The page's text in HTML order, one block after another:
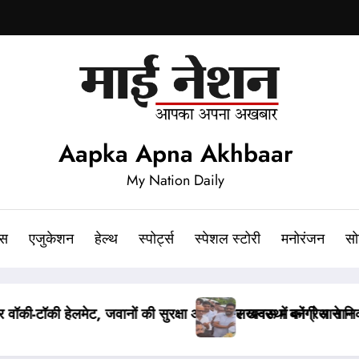
Aapka Apna Akhbaar
My Nation Daily
एजुकेशन हेल्थ स्पोर्ट्स स्पेशल स्टोरी मनोरंजन
कैंडल मार्च, अजय राय की पुलिस से हुई बहसपेपर लीक संशोधन बिल पर